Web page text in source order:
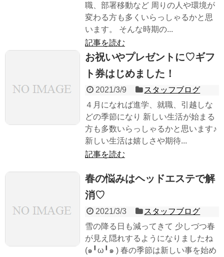
職、部署移動など 周りの人や環境が
変わる方も多くいらっしゃるかと思
います。 そんな時期の...
記事を読む
お祝いやプレゼントに♡ギフ
ト券はじめました！
2021/3/9
スタッフブログ
４月になれば進学、就職、引越しな
どの季節になり 新しい生活が始まる
方も多数いらっしゃるかと思います♪
新しい生活は嬉しさや期待...
記事を読む
春の悩みはヘッドエステで解
消♡
2021/3/3
スタッフブログ
雪の降る日も減ってきて 少しづつ春
が見え隠れするようになりましたね
(๑╹ω╹๑ ) 春の季節は新しい事を始め